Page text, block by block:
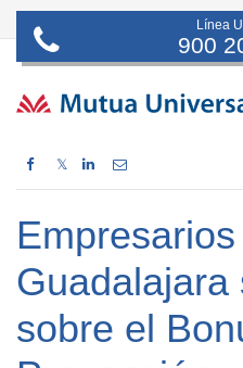
Línea
900
𝕏
Guadalajara
sobre el